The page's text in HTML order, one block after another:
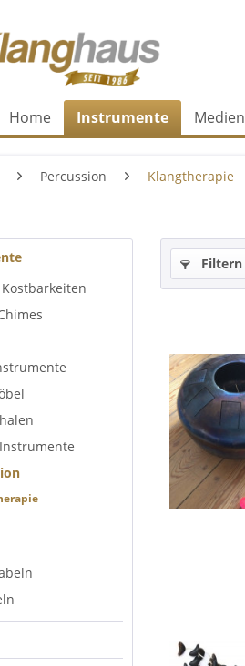
Home Instrumente Medien
Percussion Klangtherapie
Filtern